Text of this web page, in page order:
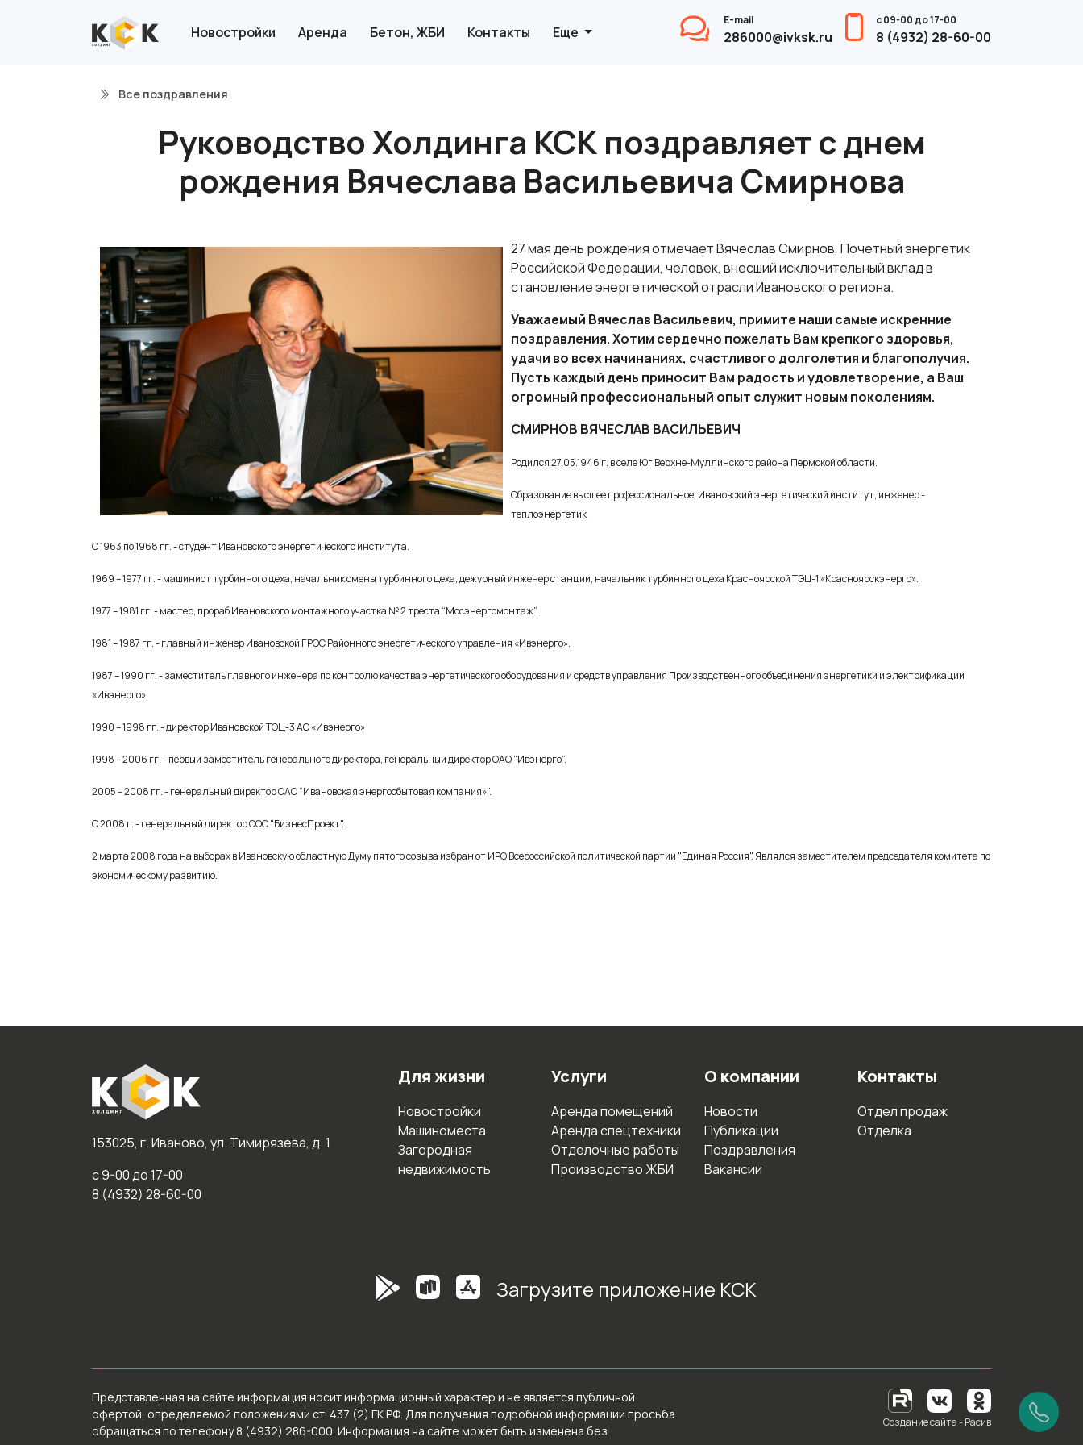
Новостройки Аренда Бетон, ЖБИ Контакты Еще
E-mail
286000@ivksk.ru
с 09-00 до 17-00
8 (4932) 28-60-00
Все поздравления
Руководство Холдинга КСК поздравляет с днем
рождения Вячеслава Васильевича Смирнова
27 мая день рождения отмечает Вячеслав Смирнов, Почетный энергетик
Российской Федерации, человек, внесший исключительный вклад в
становление энергетической отрасли Ивановского региона.
Уважаемый Вячеслав Васильевич, примите наши самые искренние
поздравления. Хотим сердечно пожелать Вам крепкого здоровья,
удачи во всех начинаниях, счастливого долголетия и благополучия.
Пусть каждый день приносит Вам радость и удовлетворение, а Ваш
огромный профессиональный опыт служит новым поколениям.
СМИРНОВ ВЯЧЕСЛАВ ВАСИЛЬЕВИЧ
Родился 27.05.1946 г. в селе Юг Верхне-Муллинского района Пермской области.
Образование высшее профессиональное, Ивановский энергетический институт, инженер -
теплоэнергетик
С 1963 по 1968 гг. - студент Ивановского энергетического института.
1969 – 1977 гг. - машинист турбинного цеха, начальник смены турбинного цеха, дежурный инженер станции, начальник турбинного цеха Красноярской ТЭЦ-1 «Красноярскэнерго».
1977 – 1981 гг. - мастер, прораб Ивановского монтажного участка № 2 треста “Мосэнергомонтаж”.
1981 – 1987 гг. - главный инженер Ивановской ГРЭС Районного энергетического управления «Ивэнерго».
1987 – 1990 гг. - заместитель главного инженера по контролю качества энергетического оборудования и средств управления Производственного объединения энергетики и электрификации
«Ивэнерго».
1990 – 1998 гг. - директор Ивановской ТЭЦ-3 АО «Ивэнерго»
1998 – 2006 гг. - первый заместитель генерального директора, генеральный директор ОАО “Ивэнерго”.
2005 – 2008 гг. - генеральный директор ОАО “Ивановская энергосбытовая компания»”.
С 2008 г. - генеральный директор ООО "БизнесПроект".
2 марта 2008 года на выборах в Ивановскую областную Думу пятого созыва избран от ИРО Всероссийской политической партии "Единая Россия". Являлся заместителем председателя комитета по
экономическому развитию.
153025, г. Иваново, ул. Тимирязева, д. 1
с 9-00 до 17-00
8 (4932) 28-60-00
Для жизни
Новостройки
Машиноместа
Загородная
недвижимость
Услуги
Аренда помещений
Аренда спецтехники
Отделочные работы
Производство ЖБИ
О компании
Новости
Публикации
Поздравления
Вакансии
Контакты
Отдел продаж
Отделка
Загрузите приложение КСК
Представленная на сайте информация носит информационный характер и не является публичной
офертой, определяемой положениями ст. 437 (2) ГК РФ. Для получения подробной информации просьба
обращаться по телефону 8 (4932) 286-000. Информация на сайте может быть изменена без
Создание сайта - Расив